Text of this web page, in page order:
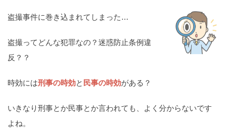
徳島 香川 愛媛 高知
九州・沖縄
福岡
沖縄
盗撮事件に巻き込まれてしまった…
盗撮ってどんな犯罪なの？迷惑防止条例違
反？？
時効には刑事の時効と 民事の時効がある？
いきなり刑事とか民事とか言われても、よく分からないです
よね。